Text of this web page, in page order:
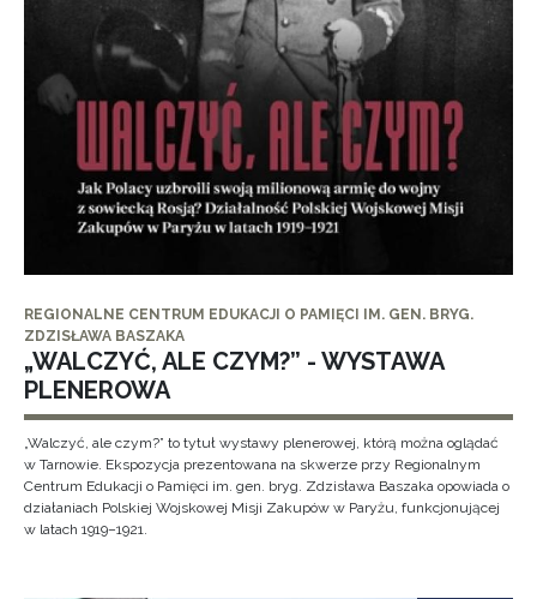
REGIONALNE CENTRUM EDUKACJI O PAMIĘCI IM. GEN. BRYG.
ZDZISŁAWA BASZAKA
„WALCZYĆ, ALE CZYM?” - WYSTAWA
PLENEROWA
„Walczyć, ale czym?” to tytuł wystawy plenerowej, którą można oglądać
w Tarnowie. Ekspozycja prezentowana na skwerze przy Regionalnym
Centrum Edukacji o Pamięci im. gen. bryg. Zdzisława Baszaka opowiada o
działaniach Polskiej Wojskowej Misji Zakupów w Paryżu, funkcjonującej
w latach 1919–1921.